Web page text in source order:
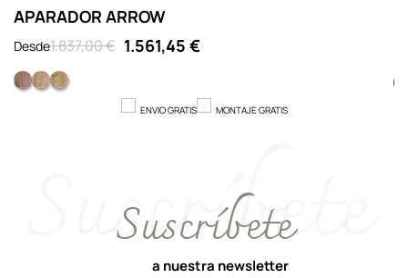
APARADOR ARROW
Desde1.837,00 € 1.561,45 €
Nogal
RobleRoble con nudos
ENVIO GRATIS MONTAJE GRATIS
Suscríbete
a nuestra newsletter